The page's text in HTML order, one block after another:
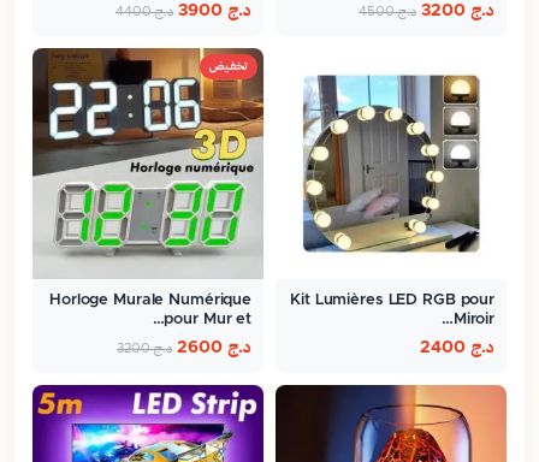
د.ج د.ج4500 د.ج د.ج4400
Kit Lumières LED RGB pour
Miroir…
د.ج
تخفيض
Horloge Murale Numérique
pour Mur et…
د.ج د.ج3200